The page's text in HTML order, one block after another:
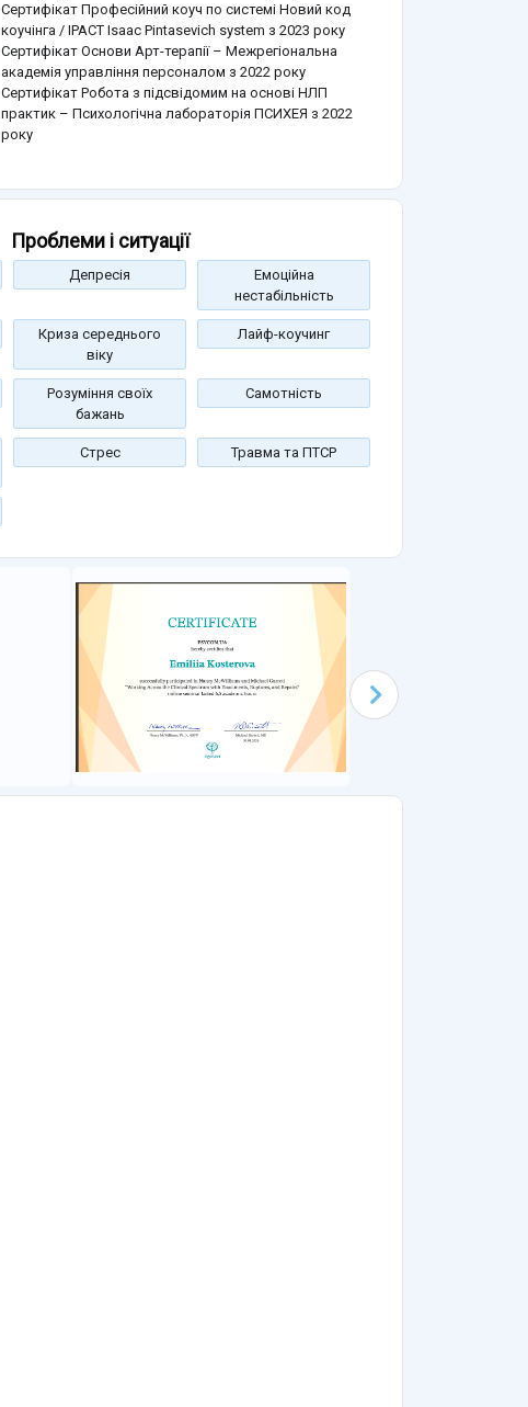
Сертифікат Професійний коуч по системі Новий код
коучінга / IPACT Isaac Pintasevich system з 2023 року
Сертифікат Основи Арт-терапії – Межрегіональна
академія управління персоналом з 2022 року
Сертифікат Робота з підсвідомим на основі НЛП
практик – Психологічна лабораторія ПСИХЕЯ з 2022
року
Проблеми і ситуації
Депресія
Емоційна
нестабільність
Криза середнього
віку
Лайф-коучинг
Розуміння своїх
бажань
Самотність
Стрес Травма та ПТСР